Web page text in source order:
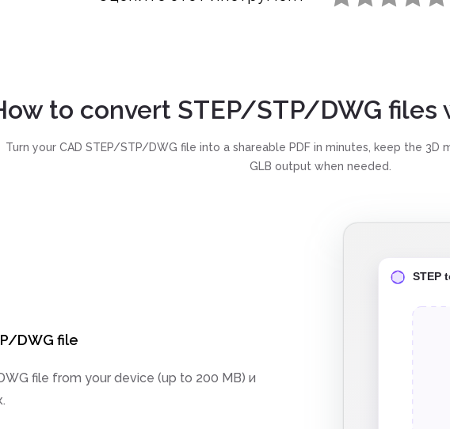
to convert STEP/STP/DWG files
Turn your CAD STEP/STP/DWG file into a shareable PDF in minutes, keep the
GLB output when needed.
DWG file
file from your device (up to 200 MB) и